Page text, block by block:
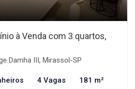
à Venda com 3 quartos,
Damha III, Mirassol-SP
4 Vagas 181 m²